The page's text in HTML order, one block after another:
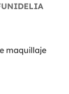
maquillaje